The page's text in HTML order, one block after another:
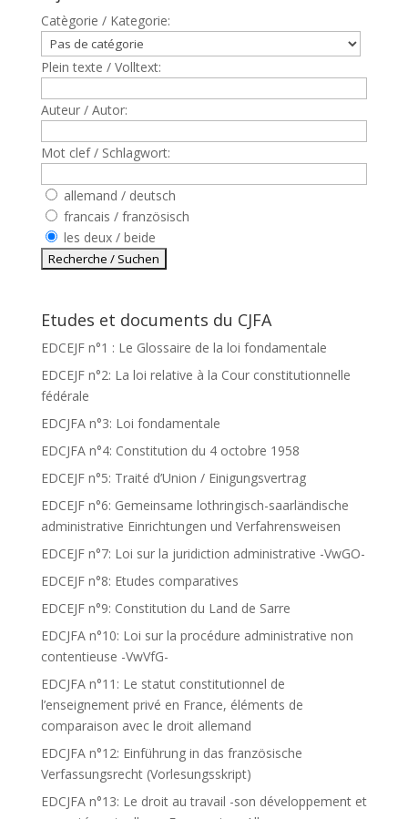
Catègorie / Kategorie:
Plein texte / Volltext:
Auteur / Autor:
Mot clef / Schlagwort:
allemand / deutsch
francais / französisch
les deux / beide
Etudes et documents du CJFA
EDCEJF n°1 : Le Glossaire de la loi fondamentale
EDCEJF n°2: La loi relative à la Cour constitutionnelle
fédérale
EDCJFA n°3: Loi fondamentale
EDCJFA n°4: Constitution du 4 octobre 1958
EDCEJF n°5: Traité d’Union / Einigungsvertrag
EDCEJF n°6: Gemeinsame lothringisch-saarländische
administrative Einrichtungen und Verfahrensweisen
EDCEJF n°7: Loi sur la juridiction administrative -VwGO-
EDCEJF n°8: Etudes comparatives
EDCEJF n°9: Constitution du Land de Sarre
EDCJFA n°10: Loi sur la procédure administrative non
contentieuse -VwVfG-
EDCJFA n°11: Le statut constitutionnel de
l’enseignement privé en France, éléments de
comparaison avec le droit allemand
EDCJFA n°12: Einführung in das französische
Verfassungsrecht (Vorlesungsskript)
EDCJFA n°13: Le droit au travail -son développement et